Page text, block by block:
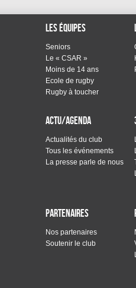
Les équipes
Seniors
Le « CSAR »
Moins de 14 ans
Ecole de rugby
Rugby à toucher
Actu/Agenda
Actualités du club
Tous les événements
La presse parle de nous
Partenaires
Nos partenaires
Soutenir le club